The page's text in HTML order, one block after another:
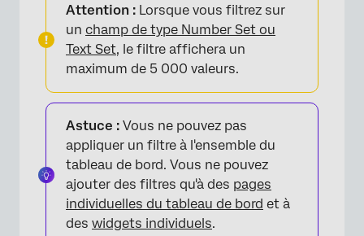
Attention : Lorsque vous filtrez sur
un champ de type Number Set ou
Text Set, le filtre affichera un
maximum de 5 000 valeurs.
Astuce : Vous ne pouvez pas
appliquer un filtre à l'ensemble du
tableau de bord. Vous ne pouvez
ajouter des filtres qu'à des pages
individuelles du tableau de bord et à
des widgets individuels.